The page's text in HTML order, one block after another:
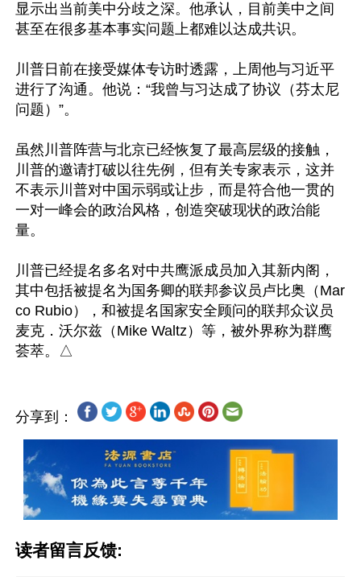
显示出当前美中分歧之深。他承认，目前美中之间
甚至在很多基本事实问题上都难以达成共识。
川普日前在接受媒体专访时透露，上周他与习近平
进行了沟通。他说：“我曾与习达成了协议（芬太尼
问题）”。
虽然川普阵营与北京已经恢复了最高层级的接触，
川普的邀请打破以往先例，但有关专家表示，这并
不表示川普对中国示弱或让步，而是符合他一贯的
一对一峰会的政治风格，创造突破现状的政治能
量。
川普已经提名多名对中共鹰派成员加入其新内阁，
其中包括被提名为国务卿的联邦参议员卢比奥（Mar
co Rubio），和被提名国家安全顾问的联邦众议员
麦克．沃尔兹（Mike Waltz）等，被外界称为群鹰
分享到：
读者留言反馈: